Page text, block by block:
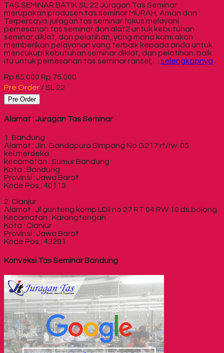
TAS SEMINAR BATIK SL 22 Juragan Tas Seminar
merupakan produsen tas seminar MURAH, Aman dan
Terpercaya. juragan tas seminar fokus melayani
pemesanan tas seminar dan alat2 untuk kebutuhan
seminar,diklat, dan pelatihan, yang mana kami akan
memberikan pelayanan yang terbaik kepada anda untuk
mencukupi kebutuhan seminar diklat, dan pelatihan. baik
itu untuk pemesanan tas seminar ransel,… selengkapnya
Rp 65.000 Rp 75.000
Pre Order / SL 22
Pre Order
Alamat : Juragan Tas Seminar
1. Bandung
Alamat : Jln. Gandapura Simpang No.G217 rt/rw :05
kel.merdeka
kecamatan : Sumur Bandung
Kota : Bandung
Provinsi : Jawa Barat
Kode Pos : 40113
2. Cianjur
Alamat : Jl.gunteng komp.LDII no 27 RT 04 RW 10 ds.bojong
Kecamatan : Karangtengah
Kota : Cianjur
Provinsi : Jawa Barat
Kode Pos : 43281
Konveksi Tas Seminar Bandung